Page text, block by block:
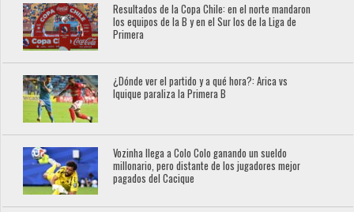
Resultados de la Copa Chile: en el norte mandaron
los equipos de la B y en el Sur los de la Liga de
Primera
¿Dónde ver el partido y a qué hora?: Arica vs
Iquique paraliza la Primera B
Vozinha llega a Colo Colo ganando un sueldo
millonario, pero distante de los jugadores mejor
pagados del Cacique